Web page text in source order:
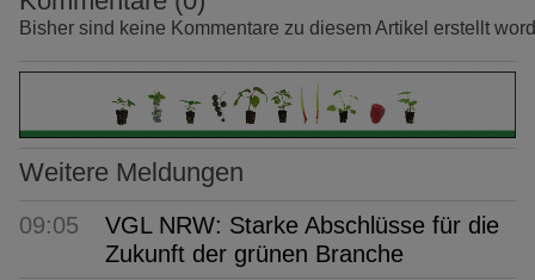
Bisher sind keine Kommentare zu diesem Artikel erstellt
Weitere Meldungen
09:05
VGL NRW: Starke Abschlüsse für die
Zukunft der grünen Branche